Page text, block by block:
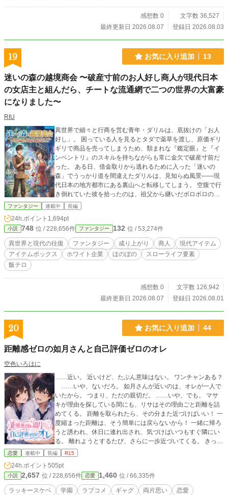
感想数 0
文字数 36,527
最終更新日 2026.08.07
登録日 2026.08.03
19 お気に入り追加 13
迷いの森の越境商会 〜破産寸前のお人好し商人が現代日本
の女店主と組んだら、チートな流通網で二つの世界の大富豪
になりました〜
RIU
異世界で細々と行商を営む青年・ダリルは、底抜けの「お人
好し」。 困っている人を見るとタダで薬草を渡し、原価ギリ
ギリで商品を売ってしまうため、類まれな『鑑定眼』と『イ
ンベントリ』のスキルを持ちながらも常に金欠で破産寸前だ
った。 ある日、借金取りから逃れるために入った「迷いの
森」でうっかり道を間違えたダリルは、見知らぬ風景――現
代日本の地方都市にある裏山へと転移してしまう。 空腹で行
き倒れていた彼を拾ったのは、祖父から継いだボロボロの古
物店「水ノ江堂」を営む独身女性、水ノ江茜（28歳）だっ
は、茜の指の切り傷を一瞬で完治させ、日本では『奇跡の超
高級美容液』としてネットで即完売！ 逆に、茜から渡された
日本の「100均の工具」や「カップ麺」「胡椒」を異世界に
持ち帰ると、金貨が飛び交う超絶お宝アイテムに大化けし
て……！？ 「ア、アカネさん！ この『ひゃっきん』という神
青年は、現代日本のたくましい女店主とタッグを組み、二つ
と知識で莫大な利益を生み出し、そのお金で奴隷市場から凄
腕のエルフや天才的な頭脳を持つ獣人の少女を「放っておけ
ないから」と救済。恩義を感じた亜人たちと共に、ダリルを
テムで容赦なくボコボコにしていく！ お人好しが最後には笑
ファンタジー 連載中 長編
24h.ポイント 1,694pt
小説 748 位 / 228,656件 ファンタジー 132 位 / 53,274件
異世界と現代の往復 ファンタジー 成り上がり 商人
現代アイテム
アイテムボックス
ホワイト企業 ほのぼの
スローライフ要素
飯テロ
感想数 0
文字数 126,942
最終更新日 2026.08.07
登録日 2026.08.01
20 お気に入り追加 44
距離感ゼロの如月さんと自己評価ゼロのオレ
空色いろはに
……近い。 近いけど、たぶん意味はない。 ワンチャンある？
……いや、ないだろ。 如月さんが近いのは、オレが一人で
いたから。 つまり、ただの親切だ。 ……いや、でも。 マサ
キが理由を探している間にも、リサはその理由ごと距離を詰
めてくる。 距離を取られたら、その分また近づけばいい！ 一
度縮まった距離は、そう簡単には戻らないから！ 一緒に帰ろ
うと誘われ、休日に連れ出され、気づけばいつもすぐ隣にい
る。 離れようとするたび、さらに一歩近づいてくる。 きっか
けは、助けたつもりもなかった一言。 明るくて、可愛くて、
意外とポンコツ。 マサキに近づきすぎて、あとから少し照れ
ている。
恋愛 連載中 長編 R15
24h.ポイント 505pt
小説 2,657 位 / 228,656件 恋愛 1,460 位 / 66,335件
ラッキースケベ 学園 ラブコメ ギャグ 両片思い
恋愛